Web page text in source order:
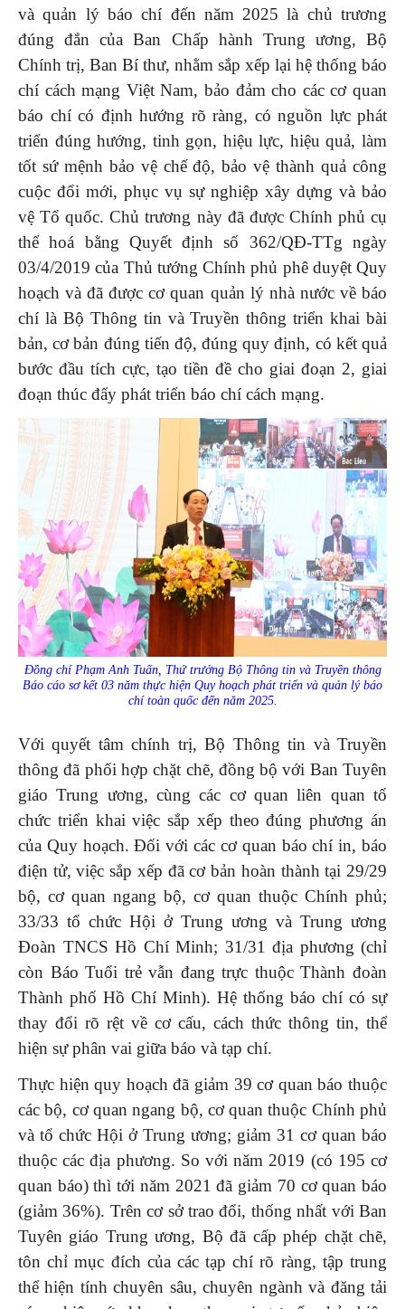
và quản lý báo chí đến năm 2025 là chủ trương
đúng đắn của Ban Chấp hành Trung ương, Bộ
Chính trị, Ban Bí thư, nhằm sắp xếp lại hệ thống báo
chí cách mạng Việt Nam, bảo đảm cho các cơ quan
báo chí có định hướng rõ ràng, có nguồn lực phát
triển đúng hướng, tinh gọn, hiệu lực, hiệu quả, làm
tốt sứ mệnh bảo vệ chế độ, bảo vệ thành quả công
cuộc đổi mới, phục vụ sự nghiệp xây dựng và bảo
vệ Tổ quốc. Chủ trương này đã được Chính phủ cụ
thể hoá bằng Quyết định số 362/QĐ-TTg ngày
03/4/2019 của Thủ tướng Chính phủ phê duyệt Quy
hoạch và đã được cơ quan quản lý nhà nước về báo
chí là Bộ Thông tin và Truyền thông triển khai bài
bản, cơ bản đúng tiến độ, đúng quy định, có kết quả
bước đầu tích cực, tạo tiền đề cho giai đoạn 2, giai
đoạn thúc đẩy phát triển báo chí cách mạng.
Đồng chí Phạm Anh Tuấn, Thứ trưởng Bộ Thông tin và Truyền thông
Báo cáo sơ kết 03 năm thực hiện Quy hoạch phát triển và quản lý báo
chí toàn quốc đến năm 2025.
Với quyết tâm chính trị, Bộ Thông tin và Truyền
thông đã phối hợp chặt chẽ, đồng bộ với Ban Tuyên
giáo Trung ương, cùng các cơ quan liên quan tổ
chức triển khai việc sắp xếp theo đúng phương án
của Quy hoạch. Đối với các cơ quan báo chí in, báo
điện tử, việc sắp xếp đã cơ bản hoàn thành tại 29/29
bộ, cơ quan ngang bộ, cơ quan thuộc Chính phủ;
33/33 tổ chức Hội ở Trung ương và Trung ương
Đoàn TNCS Hồ Chí Minh; 31/31 địa phương (chỉ
còn Báo Tuổi trẻ vẫn đang trực thuộc Thành đoàn
Thành phố Hồ Chí Minh). Hệ thống báo chí có sự
thay đổi rõ rệt về cơ cấu, cách thức thông tin, thể
hiện sự phân vai giữa báo và tạp chí.
Thực hiện quy hoạch đã giảm 39 cơ quan báo thuộc
các bộ, cơ quan ngang bộ, cơ quan thuộc Chính phủ
và tổ chức Hội ở Trung ương; giảm 31 cơ quan báo
thuộc các địa phương. So với năm 2019 (có 195 cơ
quan báo) thì tới năm 2021 đã giảm 70 cơ quan báo
(giảm 36%). Trên cơ sở trao đổi, thống nhất với Ban
Tuyên giáo Trung ương, Bộ đã cấp phép chặt chẽ,
tôn chỉ mục đích của các tạp chí rõ ràng, tập trung
thể hiện tính chuyên sâu, chuyên ngành và đăng tải